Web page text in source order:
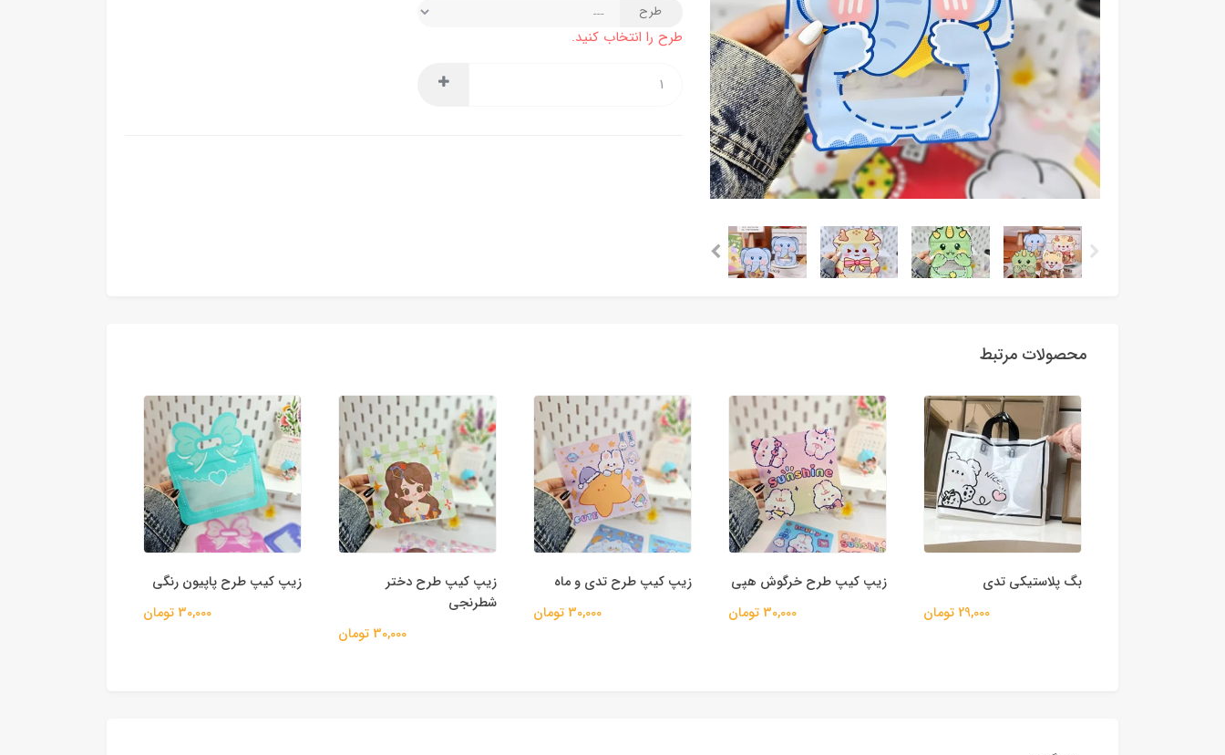
طرح
طرح را انتخاب کنید.
محصولات مرتبط
بگ پلاستیکی تدی
29,000 تومان
زیپ کیپ طرح خرگوش هپی
30,000 تومان
زیپ کیپ طرح تدی و ماه
30,000 تومان
زیپ کیپ طرح دختر
شطرنجی
30,000 تومان
زیپ کیپ طرح پاپیون رنگی
30,000 تومان